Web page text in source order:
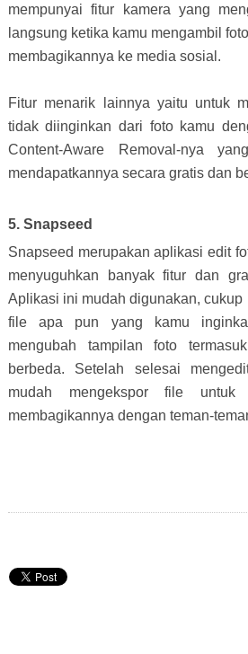
mempunyai fitur kamera yang
langsung ketika kamu mengambil
membagikannya ke media sosial.
Fitur menarik lainnya yaitu untuk
tidak diinginkan dari foto kamu
Content-Aware Removal-nya
mendapatkannya secara gratis dan
5. Snapseed
Snapseed merupakan aplikasi edit
menyuguhkan banyak fitur dan
Aplikasi ini mudah digunakan, cukup
file apa pun yang kamu
mengubah tampilan foto
berbeda. Setelah selesai
mudah mengekspor file untuk
membagikannya dengan teman-